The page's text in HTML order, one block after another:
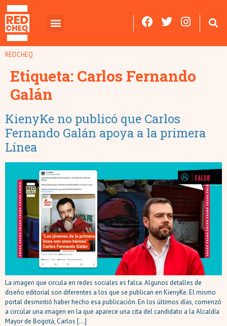
REDCHEQ
Etiqueta: Carlos Fernando
Galán
KienyKe no publicó que Carlos
Fernando Galán apoya a la primera
Línea
La imagen que circula en redes sociales es falsa. Algunos detalles de
diseño editorial son diferentes a los que se publican en KienyKe. El mismo
portal desmintió haber hecho esa publicación. En los últimos días, comenzó
a circular una imagen en la que aparece una cita del candidato a la Alcaldía
Mayor de Bogotá, Carlos […]